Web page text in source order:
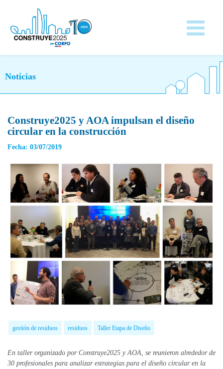
Noticias
Construye2025 y AOA impulsan el diseño
circular en la construcción
Fecha: 03/07/2019
gestión de residuos residuos Taller Etapa de Diseño
En taller organizado por Construye2025 y AOA, se reunieron alrededor de
30 profesionales para analizar estrategias para el diseño circular en la